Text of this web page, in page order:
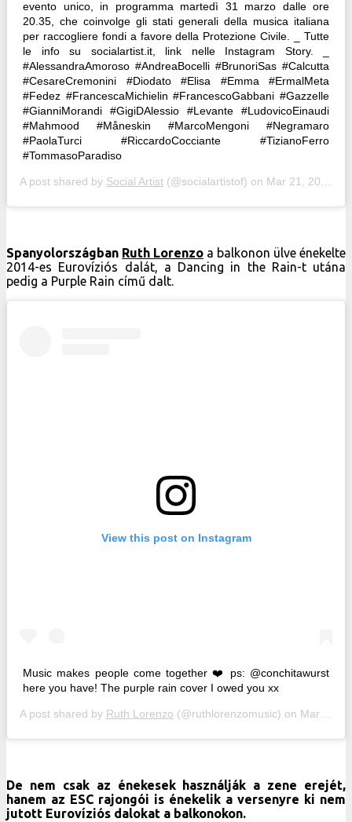
evento unico, in programma martedì 31 marzo dalle ore
20.35, che coinvolge gli stati generali della musica italiana
per raccogliere fondi a favore della Protezione Civile. _ Tutte
le info su socialartist.it, link nelle Instagram Story. _
#AlessandraAmoroso #AndreaBocelli #BrunoriSas #Calcutta
#CesareCremonini #Diodato #Elisa #Emma #ErmalMeta
#Fedez #FrancescaMichielin #FrancescoGabbani #Gazzelle
#GianniMorandi #GigiDAlessio #Levante #LudovicoEinaudi
#Mahmood #Måneskin #MarcoMengoni #Negramaro
#PaolaTurci #RiccardoCocciante #TizianoFerro
#TommasoParadiso
A post shared by Social Artist (@socialartistof) on Mar 21, 2020 at 8:17am PDT
Spanyolországban Ruth Lorenzo a balkonon ülve énekelte
2014-es Eurovíziós dalát, a Dancing in the Rain-t utána
pedig a Purple Rain című dalt.
View this post on Instagram
Music makes people come together ❤️ ps: @conchitawurst
here you have! The purple rain cover I owed you xx
A post shared by Ruth Lorenzo (@ruthlorenzomusic) on Mar 18, 2020 at 1:58pm PDT
De nem csak az énekesek használják a zene erejét,
hanem az ESC rajongói is énekelik a versenyre ki nem
jutott Eurovíziós dalokat a balkonokon.